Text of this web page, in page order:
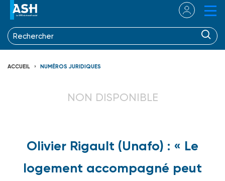
ACCUEIL NUMÉROS JURIDIQUES
NON DISPONIBLE
Olivier Rigault (Unafo) : « Le
logement accompagné peut